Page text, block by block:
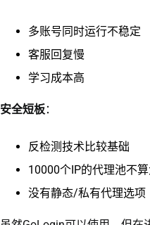
多账号同时运行不稳定
客服回复慢
学习成本高
安全短板：
反检测技术比较基础
10000个IP的代理池不
没有静态/私有代理选项